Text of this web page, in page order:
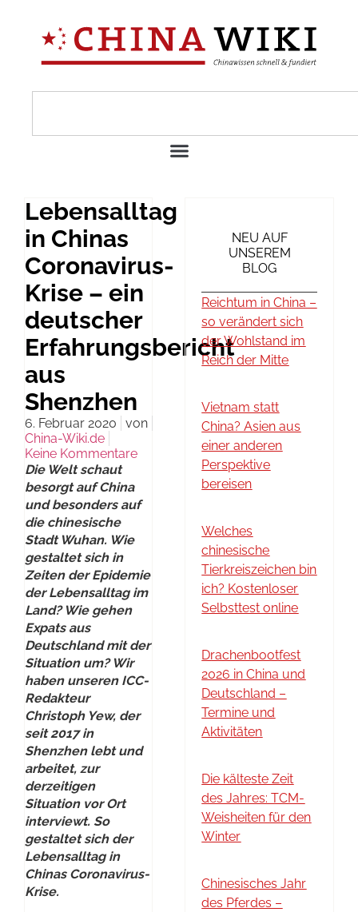
Lebensalltag
in Chinas
Coronavirus-
Krise – ein
deutscher
Erfahrungsbericht
aus
Shenzhen
6. Februar 2020
von
China-Wiki.de
Keine Kommentare
Die Welt schaut
besorgt auf China
und besonders auf
die chinesische
Stadt Wuhan. Wie
gestaltet sich in
Zeiten der Epidemie
der Lebensalltag im
Land? Wie gehen
Expats aus
Deutschland mit der
Situation um? Wir
haben unseren ICC-
Redakteur
Christoph Yew, der
seit 2017 in
Shenzhen lebt und
arbeitet, zur
derzeitigen
Situation vor Ort
interviewt. So
gestaltet sich der
Lebensalltag in
Chinas Coronavirus-
Krise.
NEU AUF
UNSEREM
BLOG
Reichtum in China –
so verändert sich
der Wohlstand im
Reich der Mitte
Vietnam statt
China? Asien aus
einer anderen
Perspektive
bereisen
Welches
chinesische
Tierkreiszeichen bin
ich? Kostenloser
Selbsttest online
Drachenbootfest
2026 in China und
Deutschland –
Termine und
Aktivitäten
Die kälteste Zeit
des Jahres: TCM-
Weisheiten für den
Winter
Chinesisches Jahr
des Pferdes –